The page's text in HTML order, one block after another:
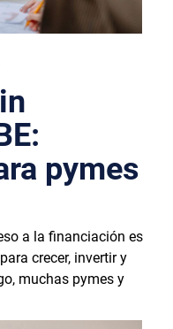
pymes
a la financiación es
crecer, invertir y
muchas pymes y